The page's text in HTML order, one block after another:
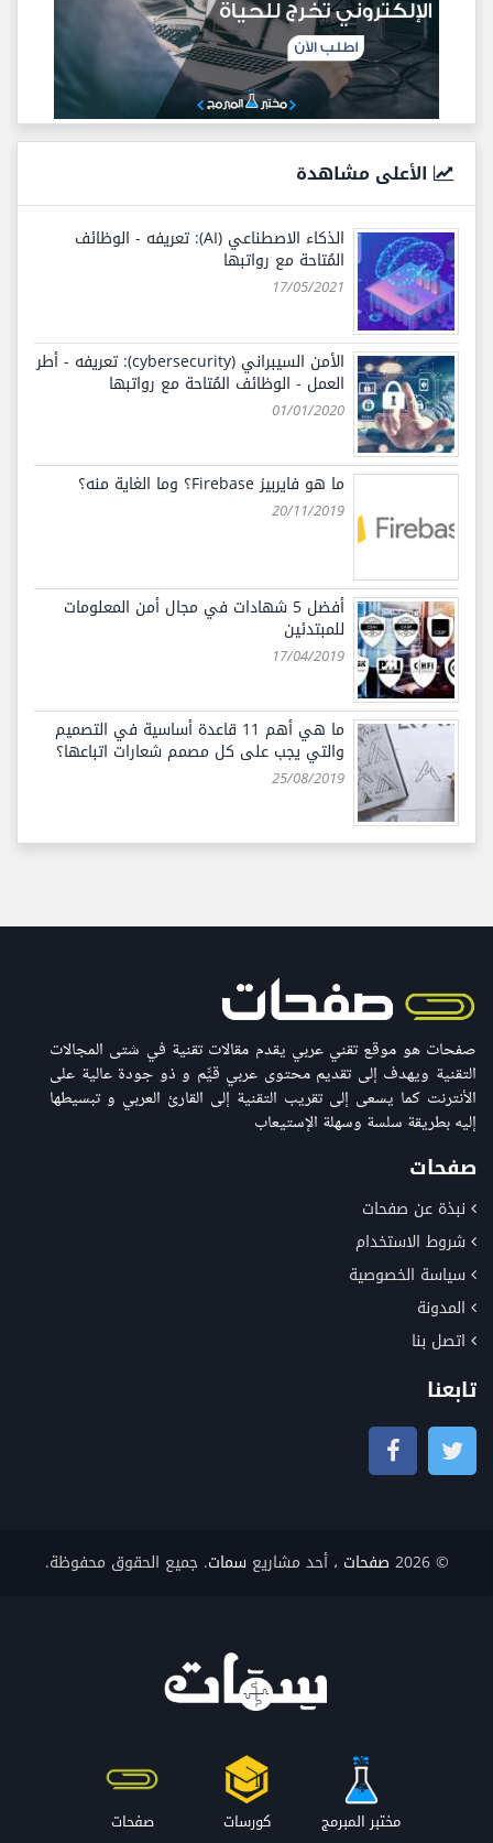
الأعلى مشاهدة
الذكاء الاصطناعي (AI): تعريفه - الوظائف
المُتاحة مع رواتبها
17/05/2021
الأمن السيبراني (cybersecurity): تعريفه - أطر
العمل - الوظائف المُتاحة مع رواتبها
01/01/2020
ما هو فايربيز Firebase؟ وما الغاية منه؟
20/11/2019
أفضل 5 شهادات في مجال أمن المعلومات
للمبتدئين
17/04/2019
ما هي أهم 11 قاعدة أساسية في التصميم
والتي يجب على كل مصمم شعارات اتباعها؟
25/08/2019
صفحات هو موقع تقني عربي يقدم مقالات تقنية في شتى المجالات
التقنية ويهدف إلى تقديم محتوى عربي قيّّم و ذو جودة عالية على
الأنترنت كما يسعى إلى تقريب التقنية إلى القارئ العربي و تبسيطها
إليه بطريقة سلسة وسهلة الإستيعاب
صفحات
نبذة عن صفحات
شروط الاستخدام
سياسة الخصوصية
المدونة
اتصل بنا
تابعنا
© 2026 صفحات ، أحد مشاريعسمات. جميع الحقوق محفوظة.
مختبر المبرمج كورسات صفحات